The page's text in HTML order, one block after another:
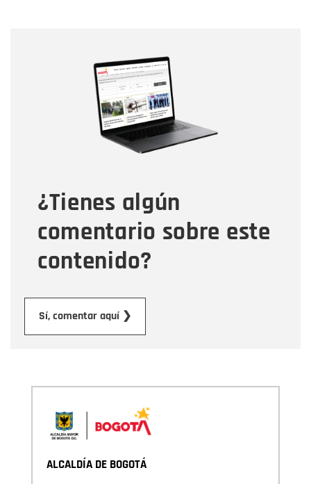
¿Tienes algún
comentario sobre este
contenido?
Sí, comentar aquí ❯
Correo electrónico
Tipo de comentario
Mensaje
ALCALDÍA DE BOGOTÁ